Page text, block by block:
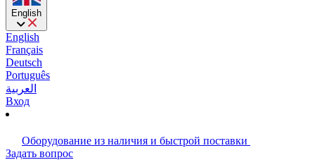
English
English
Français
Deutsch
Português
العربية
Вход
Оборудование из наличия и быстрой поставки
Задать вопрос